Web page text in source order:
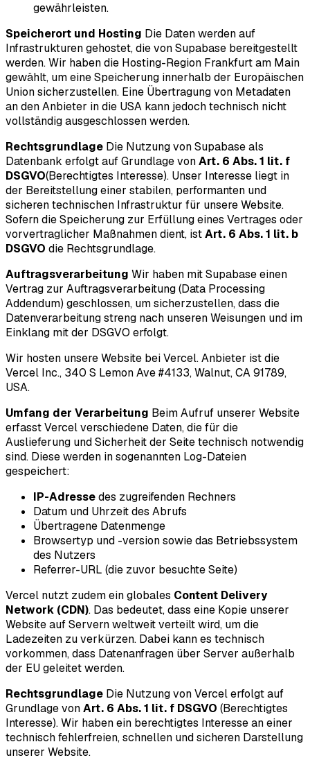
gewährleisten.
Speicherort und Hosting Die Daten werden auf
Infrastrukturen gehostet, die von Supabase bereitgestellt
werden. Wir haben die Hosting-Region Frankfurt am Main
gewählt, um eine Speicherung innerhalb der Europäischen
Union sicherzustellen. Eine Übertragung von Metadaten
an den Anbieter in die USA kann jedoch technisch nicht
vollständig ausgeschlossen werden.
Rechtsgrundlage Die Nutzung von Supabase als
Datenbank erfolgt auf Grundlage vonArt. 6 Abs. 1 lit. f
DSGVO(Berechtigtes Interesse). Unser Interesse liegt in
der Bereitstellung einer stabilen, performanten und
sicheren technischen Infrastruktur für unsere Website.
Sofern die Speicherung zur Erfüllung eines Vertrages oder
vorvertraglicher Maßnahmen dient, istArt. 6 Abs. 1 lit. b
DSGVO die Rechtsgrundlage.
Auftragsverarbeitung Wir haben mit Supabase einen
Vertrag zur Auftragsverarbeitung (Data Processing
Addendum) geschlossen, um sicherzustellen, dass die
Datenverarbeitung streng nach unseren Weisungen und im
Einklang mit der DSGVO erfolgt.
Wir hosten unsere Website bei Vercel. Anbieter ist die
Vercel Inc., 340 S Lemon Ave #4133, Walnut, CA 91789,
USA.
Umfang der Verarbeitung Beim Aufruf unserer Website
erfasst Vercel verschiedene Daten, die für die
Auslieferung und Sicherheit der Seite technisch notwendig
sind. Diese werden in sogenannten Log-Dateien
gespeichert:
IP-Adressedes zugreifenden Rechners
Datum und Uhrzeit des Abrufs
Übertragene Datenmenge
Browsertyp und -version sowie das Betriebssystem
des Nutzers
Referrer-URL (die zuvor besuchte Seite)
Vercel nutzt zudem ein globales Content Delivery
Network (CDN). Das bedeutet, dass eine Kopie unserer
Website auf Servern weltweit verteilt wird, um die
Ladezeiten zu verkürzen. Dabei kann es technisch
vorkommen, dass Datenanfragen über Server außerhalb
der EU geleitet werden.
Rechtsgrundlage Die Nutzung von Vercel erfolgt auf
Grundlage vonArt. 6 Abs. 1 lit. f DSGVO (Berechtigtes
Interesse). Wir haben ein berechtigtes Interesse an einer
technisch fehlerfreien, schnellen und sicheren Darstellung
unserer Website.